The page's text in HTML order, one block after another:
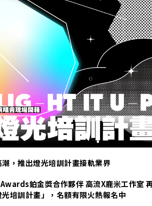
，推出燈光培訓計畫接軌業界
鉑金獎合作夥伴 高流X鹿米工作室
培訓計畫」，名額有限火熱報名中